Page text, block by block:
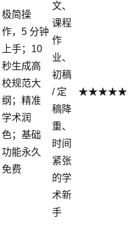
极简操
作，5 分钟
上手；10
秒生成高
校规范大
纲；精准
学术润
色；基础
功能永久
免费
文、
课程
作
业、
初稿
/ 定
稿降
重、
时间
紧张
的学
术新
手
★★★★★